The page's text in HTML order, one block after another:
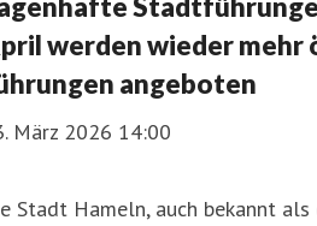
werden wieder
angeboten
März 2026 14:00
Stadt Hameln, auch bekannt